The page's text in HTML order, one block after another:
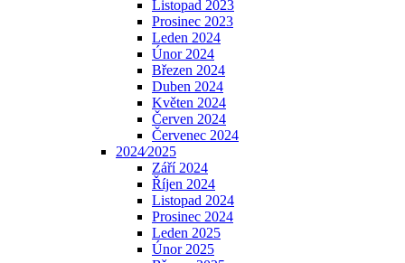
Listopad 2023
Prosinec 2023
Leden 2024
Únor 2024
Březen 2024
Duben 2024
Květen 2024
Červen 2024
Červenec 2024
2024⁄2025
Září 2024
Říjen 2024
Listopad 2024
Prosinec 2024
Leden 2025
Únor 2025